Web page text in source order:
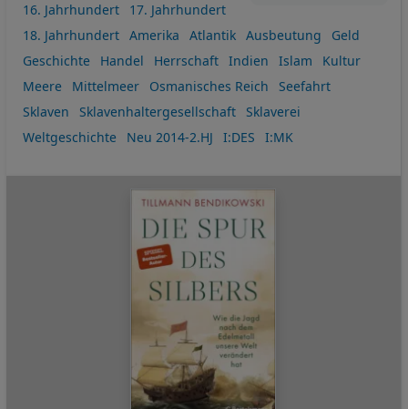
16. Jahrhundert
17. Jahrhundert
18. Jahrhundert
Amerika Atlantik Ausbeutung
Geld
Geschichte
Handel Herrschaft Indien Islam
Kultur
Meere
Mittelmeer Osmanisches Reich
Seefahrt
Sklaven
Sklavenhaltergesellschaft
Sklaverei
Weltgeschichte
Neu 2014-2.HJ I:DES I:MK